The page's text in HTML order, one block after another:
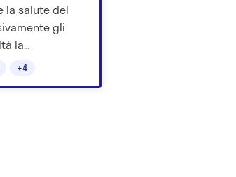
+4
la salute del
gli
la
prima. Ne